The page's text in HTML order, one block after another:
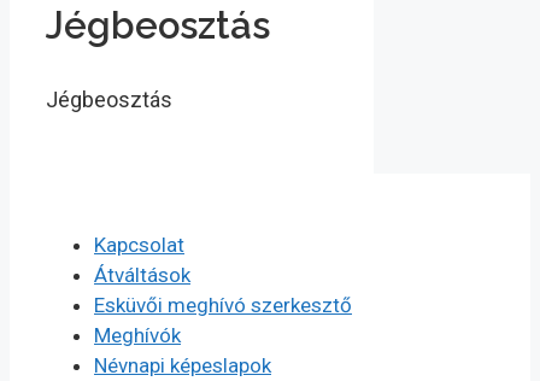
Jégbeosztás
Jégbeosztás
Kapcsolat
Átváltások
Esküvői meghívó szerkesztő
Meghívók
Névnapi képeslapok